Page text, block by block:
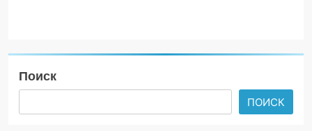
Поиск
ПОИСК